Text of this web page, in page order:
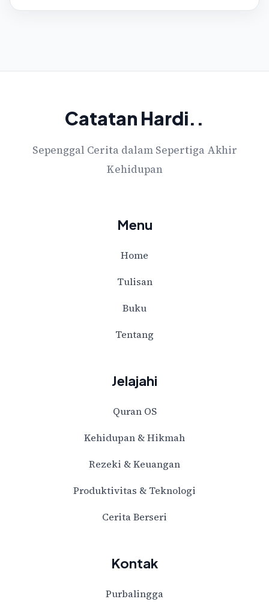
Catatan Hardi..
Sepenggal Cerita dalam Sepertiga Akhir
Kehidupan
Menu
Home
Tulisan
Buku
Tentang
Jelajahi
Quran OS
Kehidupan & Hikmah
Rezeki & Keuangan
Produktivitas & Teknologi
Cerita Berseri
Kontak
Purbalingga